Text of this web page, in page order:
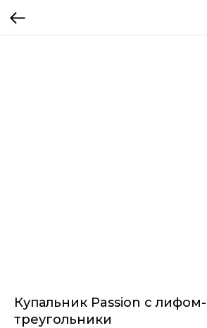
Купальник Passion с лифом-
треугольники